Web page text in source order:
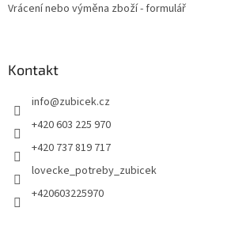
Vrácení nebo výměna zboží - formulář
Kontakt
info@zubicek.cz
+420 603 225 970
+420 737 819 717
lovecke_potreby_zubicek
+420603225970